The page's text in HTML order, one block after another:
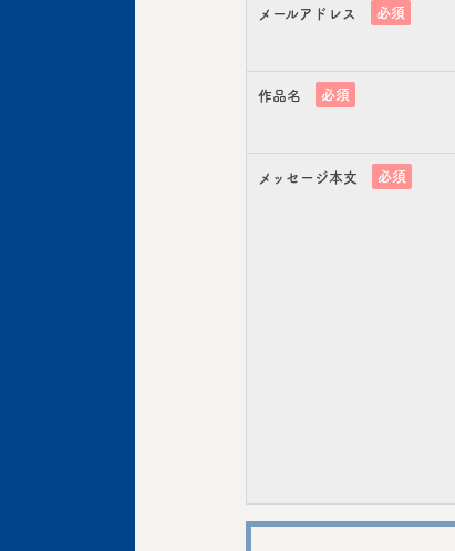
メールアドレス 必須
作品名 必須
メッセージ本文 必須